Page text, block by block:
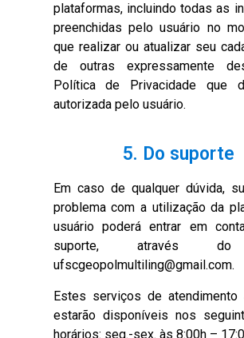
plataformas, incluindo todas as
preenchidas pelo usuário no
que realizar ou atualizar seu
de outras expressamente
Política de Privacidade que
autorizada pelo usuário.
5. Do suporte
Em caso de qualquer dúvida,
problema com a utilização da
usuário poderá entrar em
suporte, através do
ufscgeopolmultiling@gmail.com.
Estes serviços de atendimento
estarão disponíveis nos
horários: seg.-sex. às 8:00h –